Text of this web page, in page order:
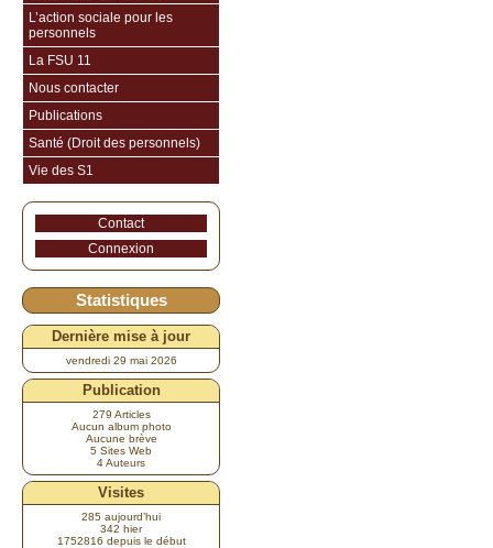
L’action sociale pour les
personnels
La FSU 11
Nous contacter
Publications
Santé (Droit des personnels)
Vie des S1
Contact
Connexion
Statistiques
Dernière mise à jour
vendredi 29 mai 2026
Publication
279 Articles
Aucun album photo
Aucune brève
5 Sites Web
4 Auteurs
Visites
285 aujourd’hui
342 hier
1752816 depuis le début